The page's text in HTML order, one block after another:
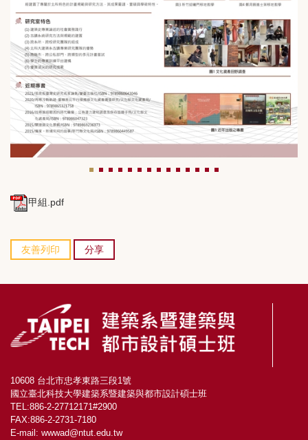
甲組.pdf
友善列印 分享
10608 台北市忠孝東路三段1號
國立臺北科技大學建築系暨建築與都市設計碩士班
TEL:886-2-27712171#2900
FAX:886-2-2731-7180
E-mail: wwwad@ntut.edu.tw